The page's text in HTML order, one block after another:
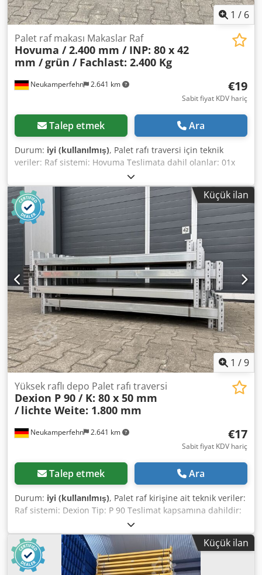
1 / 6
Neukamperfehn 2.641 km
Palet raf makası Makaslar Raf
Hovuma / 2.400 mm / INP: 80 x 42
mm /grün / Fachlast: 2.400 Kg
€19
Sabit fiyat KDV hariç
Talep etmek Ara
Durum: iyi (kullanılmış), Palet rafı traversi için teknik
veriler: Raf sistemi: Hovuma Teslimata dahil olanlar: 01x
palet raf traversi, kullanılmış malzeme rengi: yeşil INP-
profil: 80 x 42 mm Dedpfx Apsmxfgtscsck kancalar: 2 kanca
net genişlik: 2.400 mm makas çifti başına maks. yük 2.400
kg, eşit dağıtılmış yük ile 02x çengelli iğne, kullanılmış
Tasarım: tamamen galvanizli Uzunlamasına kirişleri
sabitlemek için istem dışı kaldırmaya karşı
Küçük ilan
1 /9
Neukamperfehn 2.641 km
Yüksek raflı depo Palet rafı traversi
Dexion P 90 / K: 80 x 50 mm
/ lichte Weite: 1.800 mm
€17
Sabit fiyat KDV hariç
Talep etmek Ara
Durum: iyi (kullanılmış), Palet raf kirişine ait teknik veriler:
Raf sistemi: Dexion Tip: P 90 Teslimat kapsamına dahildir:
01x Palet raf kirişi, kullanılmış Djdpfsw Utm Sex Apcock
Malzeme rengi: sendzimir galvanizli Kutu profil: 80 x 50
mm Kiriş tipi: BX 80|50|13 Askı: 5 HK Net açıklık: 1.800 mm
02x Emniyet pimi, kullanılmış Uygulama: sendzimir
galvanizli Uzun kirişlerin sabitlenmesi için Firmamızdaki
Küçük ilan